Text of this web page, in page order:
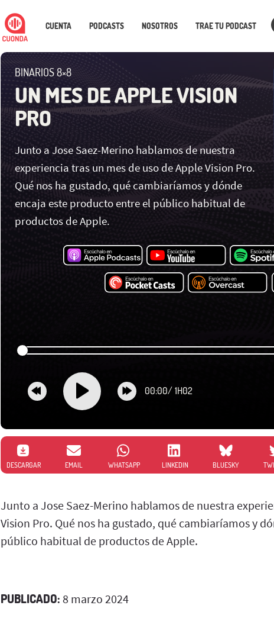
CUENTA PODCASTS NOSOTROS TRAE TU PODCAST
BINARIOS 8×8
UN MES DE APPLE VISION
PRO
Junto a Jose Saez-Merino hablamos de nuestra
experiencia tras un mes de uso de Apple Vision Pro.
Qué nos ha gustado, qué cambiaríamos y dónde
encaja este producto entre el público habitual de
productos de Apple.
00:00/ 1H02
DESCARGAR EMAIL WHATSAPP LINKEDIN BLUESKY
Junto a Jose Saez-Merino hablamos de nuestra
Vision Pro. Qué nos ha gustado, qué cambiaríamos y
público habitual de productos de Apple.
PUBLICADO: 8 marzo 2024